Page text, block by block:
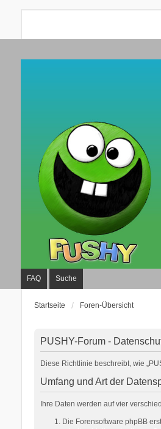
FAQ Suche
Startseite Foren-Übersicht
PUSHY-Forum -
Diese Richtlinie beschreibt, wie
Umfang und Art der
Ihre Daten werden auf vier
Die Forensoftware phpBB